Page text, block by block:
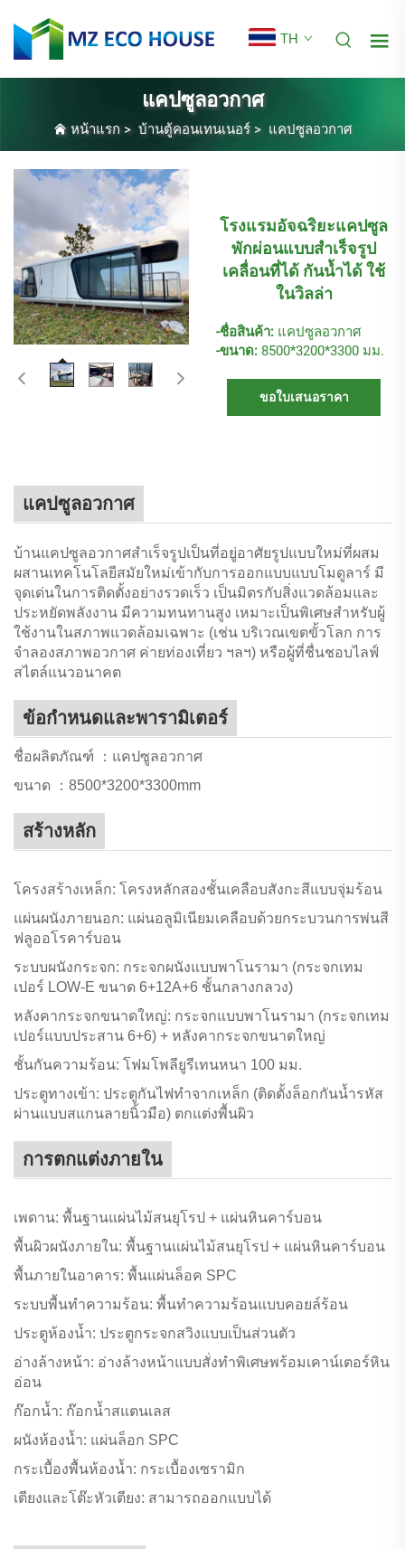
TH
แคปซูลอวกาศ
หน้าแรก> บ้านตู้คอนเทนเนอร์> แคปซูลอวกาศ
โรงแรมอัจฉริยะแคปซูล
พักผ่อนแบบสำเร็จรูป
เคลื่อนที่ได้ กันน้ำได้ ใช้
ในวิลล่า
-ชื่อสินค้า: แคปซูลอวกาศ
-ขนาด: 8500*3200*3300 มม.
ขอใบเสนอราคา
แคปซูลอวกาศ
บ้านแคปซูลอวกาศสำเร็จรูปเป็นที่อยู่อาศัยรูปแบบใหม่ที่ผสม
ผสานเทคโนโลยีสมัยใหม่เข้ากับการออกแบบแบบโมดูลาร์ มี
จุดเด่นในการติดตั้งอย่างรวดเร็ว เป็นมิตรกับสิ่งแวดล้อมและ
ประหยัดพลังงาน มีความทนทานสูง เหมาะเป็นพิเศษสำหรับผู้
ใช้งานในสภาพแวดล้อมเฉพาะ (เช่น บริเวณเขตขั้วโลก การ
จำลองสภาพอวกาศ ค่ายท่องเที่ยว ฯลฯ) หรือผู้ที่ชื่นชอบไลฟ์
สไตล์แนวอนาคต
ข้อกำหนดและพารามิเตอร์
ชื่อผลิตภัณฑ์ ：แคปซูลอวกาศ
ขนาด ：8500*3200*3300mm
สร้างหลัก
โครงสร้างเหล็ก: โครงหลักสองชั้นเคลือบสังกะสีแบบจุ่มร้อน
แผ่นผนังภายนอก: แผ่นอลูมิเนียมเคลือบด้วยกระบวนการพ่นสี
ฟลูออโรคาร์บอน
ระบบผนังกระจก: กระจกผนังแบบพาโนรามา (กระจกเทม
เปอร์ LOW-E ขนาด 6+12A+6 ชั้นกลางกลวง)
หลังคากระจกขนาดใหญ่: กระจกแบบพาโนรามา (กระจกเทม
เปอร์แบบประสาน 6+6) + หลังคากระจกขนาดใหญ่
ชั้นกันความร้อน: โฟมโพลียูรีเทนหนา 100 มม.
ประตูทางเข้า: ประตูกันไฟทำจากเหล็ก (ติดตั้งล็อกกันน้ำรหัส
ผ่านแบบสแกนลายนิ้วมือ) ตกแต่งพื้นผิว
การตกแต่งภายใน
เพดาน: พื้นฐานแผ่นไม้สนยุโรป + แผ่นหินคาร์บอน
พื้นผิวผนังภายใน: พื้นฐานแผ่นไม้สนยุโรป + แผ่นหินคาร์บอน
พื้นภายในอาคาร: พื้นแผ่นล็อค SPC
ระบบพื้นทำความร้อน: พื้นทำความร้อนแบบคอยล์ร้อน
ประตูห้องน้ำ: ประตูกระจกสวิงแบบเป็นส่วนตัว
อ่างล้างหน้า: อ่างล้างหน้าแบบสั่งทำพิเศษพร้อมเคาน์เตอร์หิน
อ่อน
ก๊อกน้ำ: ก๊อกน้ำสแตนเลส
ผนังห้องน้ำ: แผ่นล็อก SPC
กระเบื้องพื้นห้องน้ำ: กระเบื้องเซรามิก
เตียงและโต๊ะหัวเตียง: สามารถออกแบบได้